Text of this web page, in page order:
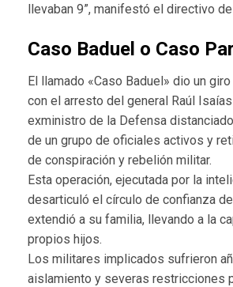
llevaban 9”, manifestó el directivo de
Caso Baduel o Caso
El llamado «Caso Baduel» dio un
con el arresto del general Raúl
exministro de la Defensa
de un grupo de oficiales activos y
de conspiración y rebelión militar.
Esta operación, ejecutada por la
desarticuló el círculo de confianza
extendió a su familia, llevando a la
propios hijos.
Los militares implicados sufrieron
aislamiento y severas restricciones